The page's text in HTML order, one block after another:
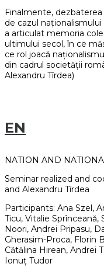
Finalmente,
de cazul
a articulat memoria
ultimului secol, în ce
ce rol joacă
din cadrul societății
Alexandru Tîrdea)
EN
NATION AND
Seminar realized and
and Alexandru Tîrdea
Participants: Ana Szel,
Ticu, Vitalie Sprînceană,
Noori, Andrei Pripasu,
Gherasim-Proca, Florin
Cătălina Hirean, Andrei
Ionuț Tudor